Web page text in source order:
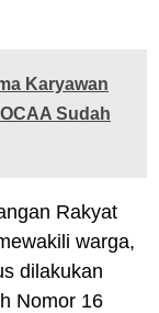
Karyawan
Sudah
Rakyat
warga,
dilakukan
Nomor 16